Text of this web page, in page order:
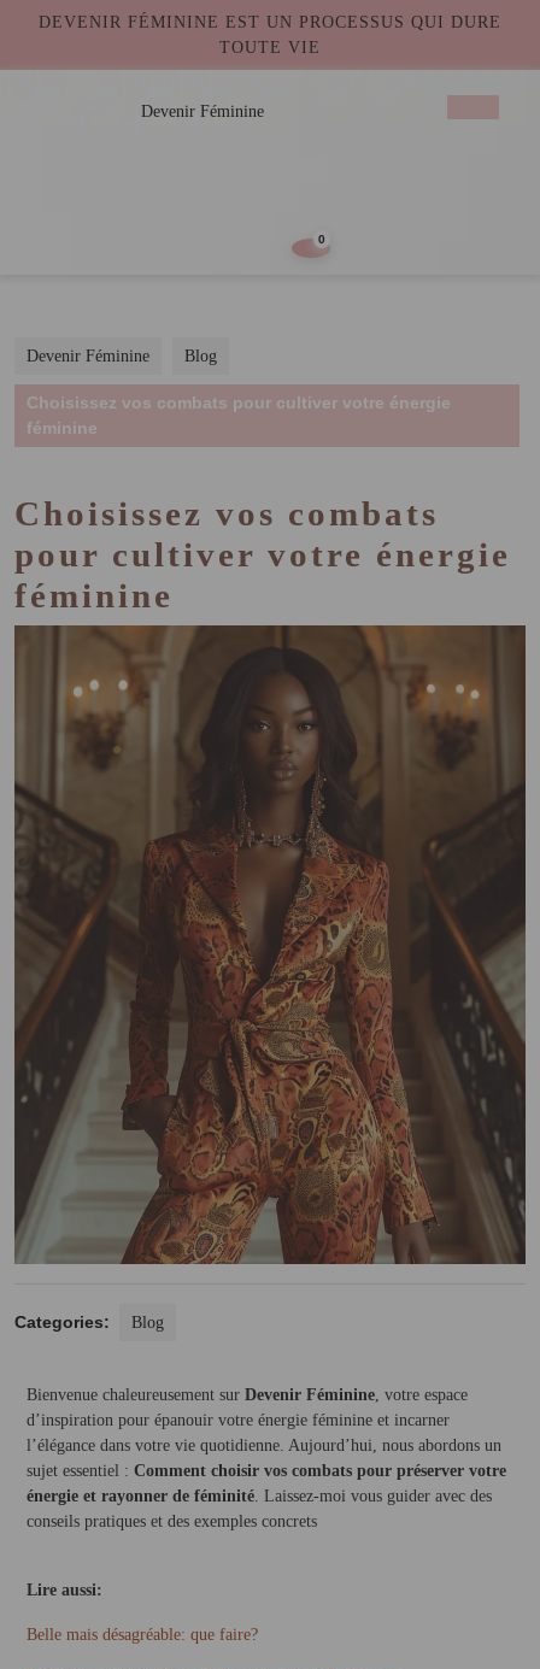
DEVENIR FÉMININE EST UN PROCESSUS QUI DURE
TOUTE VIE
Devenir Féminine
0
Devenir Féminine Blog
Choisissez vos combats pour cultiver votre énergie
féminine
Choisissez vos combats
pour cultiver votre énergie
féminine
Categories: Blog
Bienvenue chaleureusement sur Devenir Féminine, votre espace
d’inspiration pour épanouir votre énergie féminine et incarner
l’élégance dans votre vie quotidienne. Aujourd’hui, nous abordons un
sujet essentiel : Comment choisir vos combats pour préserver votre
énergie et rayonner de féminité. Laissez-moi vous guider avec des
conseils pratiques et des exemples concrets
Lire aussi:
Belle mais désagréable: que faire?